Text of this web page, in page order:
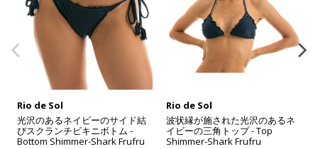
Rio de Sol
光沢のあるネイビーのサイド結
びスクランチビキニボトム -
Bottom Shimmer-Shark Frufru
Rio de Sol
波状縁が施された光沢のあるネ
イビーの三角トップ - Top
Shimmer-Shark Frufru